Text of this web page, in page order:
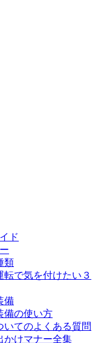
ド
類
で気を付けたい３
備
備の使い方
いてのよくある質問
かけマナー全集